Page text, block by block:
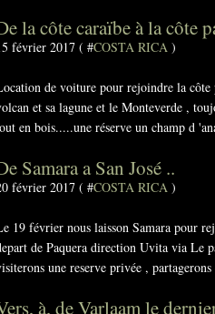
la côte caraïbe à la côte
février 2017 ( #COSTA RICA )
de voiture pour rejoindre la
et sa lagune et le Monteverde ,
en bois.....une réserve un champ d
Samara a San José ..
février 2017 ( #COSTA RICA )
19 février nous laisson Samara pour
de Paquera direction Uvita via Le
une reserve privée , partagerons
à, de Varlaam le